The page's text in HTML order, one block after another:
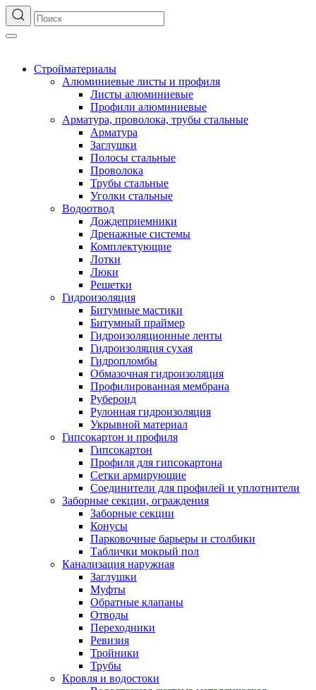
Стройматериалы
Алюминиевые листы и профиля
Листы алюминиевые
Профили алюминиевые
Арматура, проволока, трубы стальные
Арматура
Заглушки
Полосы стальные
Проволока
Трубы стальные
Уголки стальные
Водоотвод
Дождеприемники
Дренажные системы
Комплектующие
Лотки
Люки
Решетки
Гидроизоляция
Битумные мастики
Битумный праймер
Гидроизоляционные ленты
Гидроизоляция сухая
Гидропломбы
Обмазочная гидроизоляция
Профилированная мембрана
Рубероид
Рулонная гидроизоляция
Укрывной материал
Гипсокартон и профиля
Гипсокартон
Профиля для гипсокартона
Сетки армирующие
Соединители для профилей и уплотнители
Заборные секции, ограждения
Заборные секции
Конусы
Парковочные барьеры и столбики
Таблички мокрый пол
Канализация наружная
Заглушки
Муфты
Обратные клапаны
Отводы
Переходники
Ревизия
Тройники
Трубы
Кровля и водостоки